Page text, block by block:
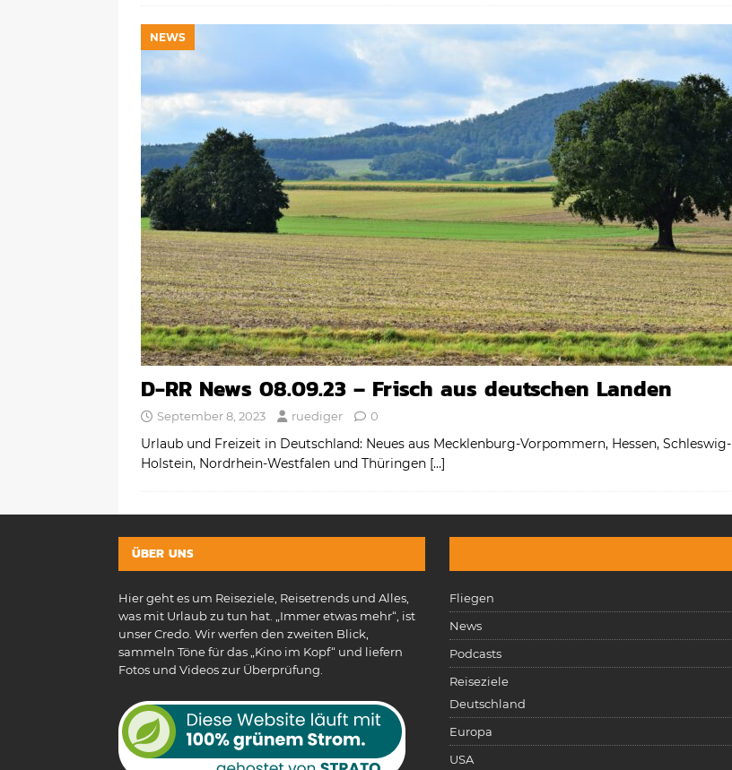
NEWS
D-RR News 08.09.23 – Frisch aus deutschen Landen
September 8, 2023 ruediger 0
Urlaub und Freizeit in Deutschland: Neues aus Mecklenburg-Vorpommern, Hessen, Schleswig-
Holstein, Nordrhein-Westfalen und Thüringen […]
ÜBER UNS
Hier geht es um Reiseziele, Reisetrends und Alles,
was mit Urlaub zu tun hat. „Immer etwas mehr“, ist
unser Credo. Wir werfen den zweiten Blick,
sammeln Töne für das „Kino im Kopf“ und liefern
Fotos und Videos zur Überprüfung.
Fliegen
News
Podcasts
Reiseziele
Deutschland
Europa
USA